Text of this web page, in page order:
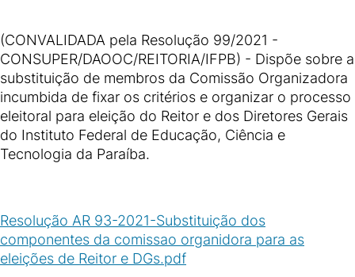
(CONVALIDADA pela Resolução 99/2021 -
CONSUPER/DAOOC/REITORIA/IFPB) - Dispõe sobre a
substituição de membros da Comissão Organizadora
incumbida de fixar os critérios e organizar o processo
eleitoral para eleição do Reitor e dos Diretores Gerais
do Instituto Federal de Educação, Ciência e
Tecnologia da Paraíba.
Resolução AR 93-2021-Substituição dos
componentes da comissao organidora para as
eleições de Reitor e DGs.pdf